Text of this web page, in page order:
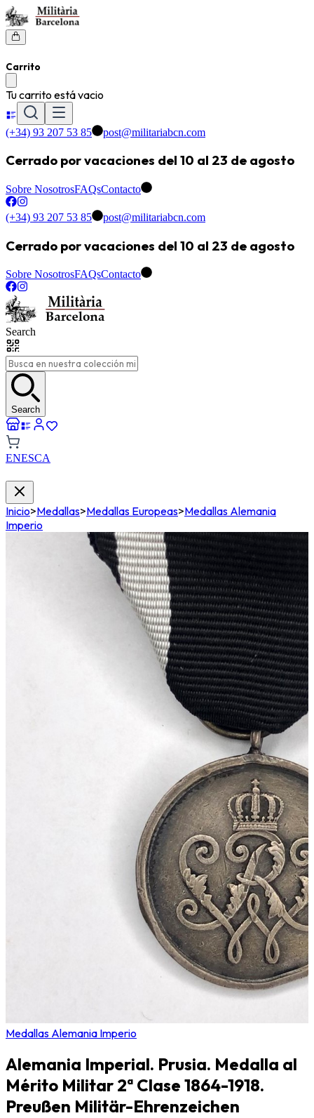
Carrito
Tu carrito está vacio
(+34) 93 207 53 85 post@militariabcn.com
Cerrado por vacaciones del 10 al 23 de agosto
Sobre NosotrosFAQsContacto
(+34) 93 207 53 85 post@militariabcn.com
Cerrado por vacaciones del 10 al 23 de agosto
Sobre NosotrosFAQsContacto
Search
Search
ENESCA
Inicio>Medallas>Medallas Europeas>Medallas Alemania
Imperio
Medallas Alemania Imperio
Alemania Imperial. Prusia. Medalla al
Mérito Militar 2ª Clase 1864-1918.
Preußen Militär-Ehrenzeichen